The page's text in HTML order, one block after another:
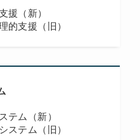
援（新）
的支援（旧）
テム（新）
ステム（旧）